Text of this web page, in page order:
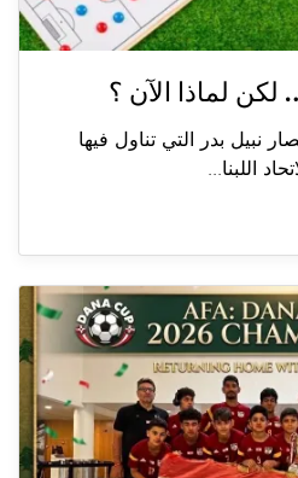
لكن لماذا الآن ؟
نبيل بدر التي تناول فيها
اللبنا...